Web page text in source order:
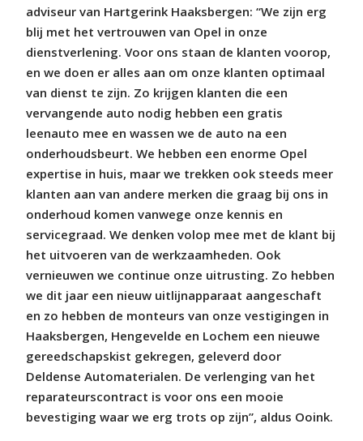
adviseur van Hartgerink Haaksbergen: “We zijn erg
blij met het vertrouwen van Opel in onze
dienstverlening. Voor ons staan de klanten voorop,
en we doen er alles aan om onze klanten optimaal
van dienst te zijn. Zo krijgen klanten die een
vervangende auto nodig hebben een gratis
leenauto mee en wassen we de auto na een
onderhoudsbeurt. We hebben een enorme Opel
expertise in huis, maar we trekken ook steeds meer
klanten aan van andere merken die graag bij ons in
onderhoud komen vanwege onze kennis en
servicegraad. We denken volop mee met de klant bij
het uitvoeren van de werkzaamheden. Ook
vernieuwen we continue onze uitrusting. Zo hebben
we dit jaar een nieuw uitlijnapparaat aangeschaft
en zo hebben de monteurs van onze vestigingen in
Haaksbergen, Hengevelde en Lochem een nieuwe
gereedschapskist gekregen, geleverd door
Deldense Automaterialen. De verlenging van het
reparateurscontract is voor ons een mooie
bevestiging waar we erg trots op zijn”, aldus Ooink.